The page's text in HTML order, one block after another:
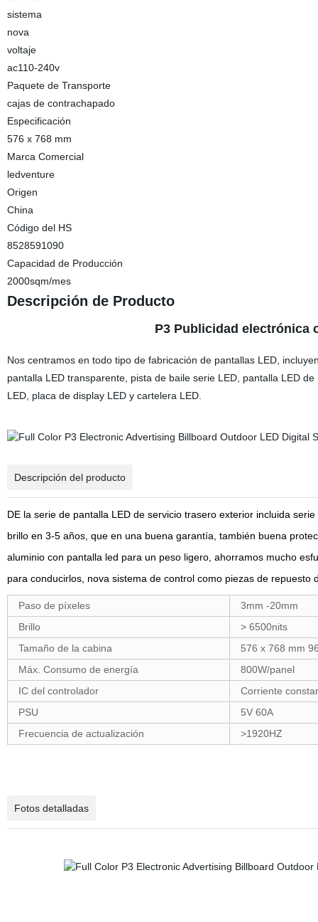
sistema
nova
voltaje
ac110-240v
Paquete de Transporte
cajas de contrachapado
Especificación
576 x 768 mm
Marca Comercial
ledventure
Origen
China
Código del HS
8528591090
Capacidad de Producción
2000sqm/mes
Descripción de Producto
P3 Publicidad electrónica
Nos centramos en todo tipo de fabricación de pantallas LED,
pantalla LED transparente, pista de baile serie LED, pantalla LED
LED, placa de display LED y cartelera LED.
Descripción del producto
DE la serie de pantalla LED de servicio trasero exterior incluida
brillo en 3-5 años, que en una buena garantía, también buena
aluminio con pantalla led para un peso ligero, ahorramos mucho
para conducirlos, nova sistema de control como piezas de repuesto
Paso de píxeles
3mm -20mm
Brillo
> 6500nits
Tamaño de la cabina
576 x 768 mm
Máx. Consumo de energía
800W/panel
IC del controlador
Corriente
PSU
5V 60A
Frecuencia de actualización
>1920HZ
Fotos detalladas